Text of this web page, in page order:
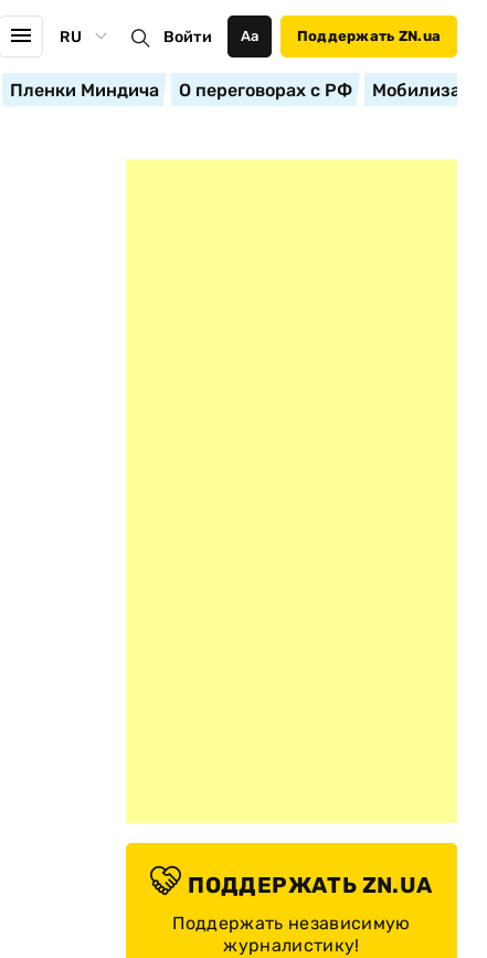
RU Войти Аа Поддержать ZN.ua
Пленки Миндича О переговорах с РФ
ПОДДЕРЖАТЬ ZN.UA
Поддержать независимую
журналистику!